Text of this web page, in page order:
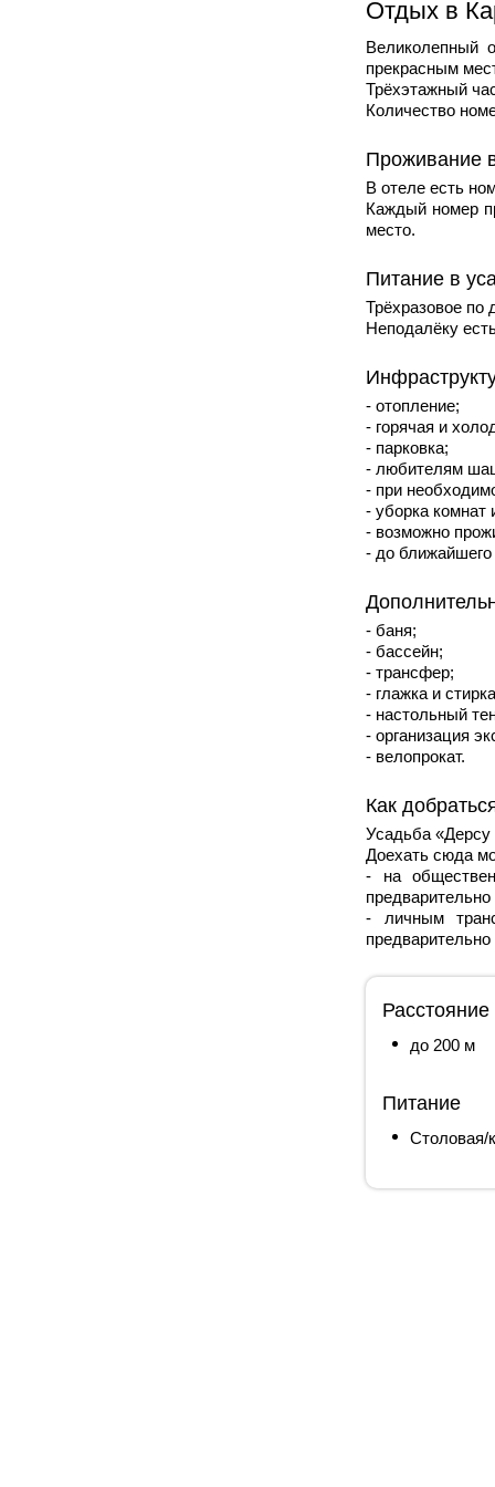
Отдых в
Великолепный
прекрасным
Трёхэтажный
Количество
Проживание
В отеле есть
Каждый номер
место.
Питание в
Трёхразовое по
Неподалёку
- отопление;
- горячая и
- парковка;
- любителям
- при
- уборка комнат
- возможно
- до ближайшего
- баня;
- бассейн;
- трансфер;
- глажка и
- настольный
- организация
- велопрокат.
Как
Усадьба «Дерсу
Доехать сюда
- на
- личным
до 200 м
Питание
Столовая/